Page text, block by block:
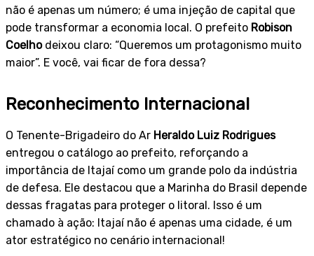
não é apenas um número; é uma injeção de capital que
pode transformar a economia local. O prefeito Robison
Coelhodeixou claro: “Queremos um protagonismo muito
maior”. E você, vai ficar de fora dessa?
Reconhecimento Internacional
O Tenente-Brigadeiro do Ar Heraldo Luiz Rodrigues
entregou o catálogo ao prefeito, reforçando a
importância de Itajaí como um grande polo da indústria
de defesa. Ele destacou que a Marinha do Brasil depende
dessas fragatas para proteger o litoral. Isso é um
chamado à ação: Itajaí não é apenas uma cidade, é um
ator estratégico no cenário internacional!